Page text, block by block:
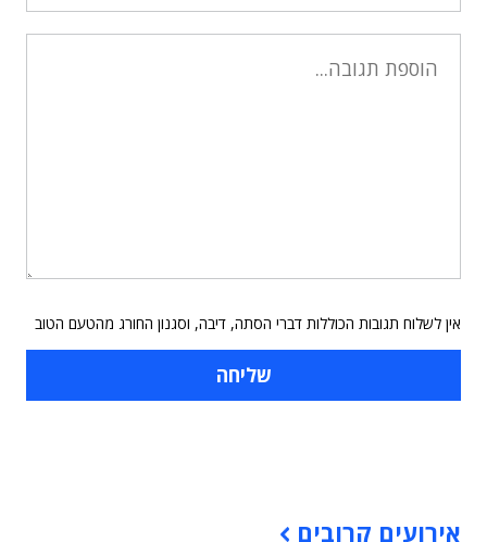
אין לשלוח תגובות הכוללות דברי הסתה, דיבה, וסגנון החורג מהטעם הטוב
אירועים קרובים